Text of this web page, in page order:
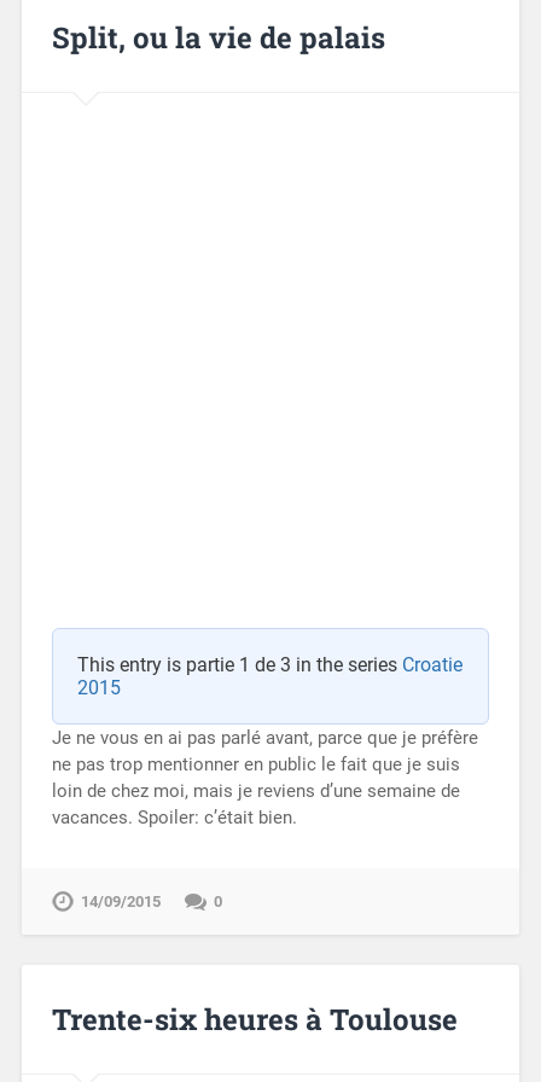
Split, ou la vie de palais
This entry is partie 1 de 3 in the series Croatie
2015
Je ne vous en ai pas parlé avant, parce que je préfère
ne pas trop mentionner en public le fait que je suis
loin de chez moi, mais je reviens d’une semaine de
vacances. Spoiler: c’était bien.
14/09/2015 0
Trente-six heures à Toulouse